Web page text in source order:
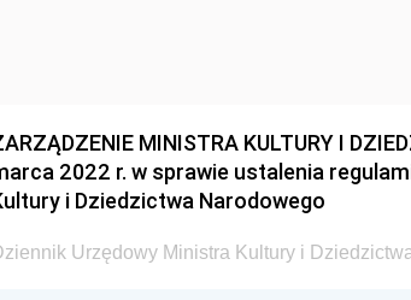
MINISTRA KULTURY I
2022 r. w sprawie ustalenia
i Dziedzictwa Narodowego
Urzędowy Ministra Kultury i